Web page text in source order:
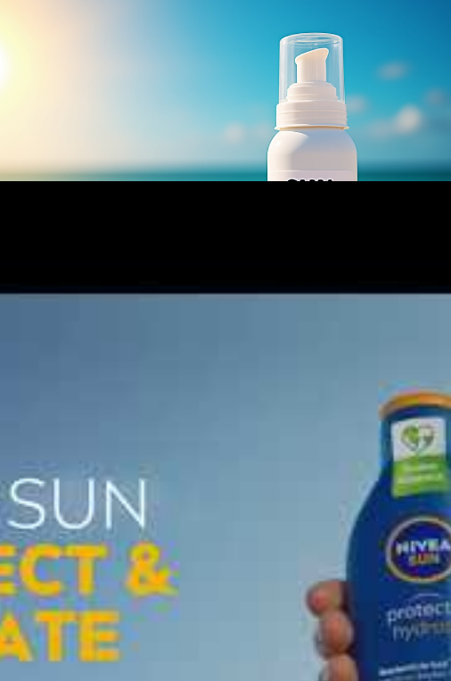
grasse
, pénètre rapidement sans laisser de film collant
grâce au format spray pratique sur tout le corps
sensibles et usage familial
à petit prix pour vos
soins solaires. Cette